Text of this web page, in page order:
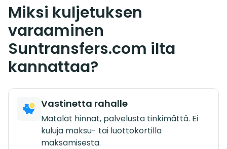
Miksi kuljetuksen
varaaminen
Suntransfers.com ilta
kannattaa?
Vastinetta rahalle
Matalat hinnat, palvelusta tinkimättä. Ei
kuluja maksu- tai luottokortilla
maksamisesta.